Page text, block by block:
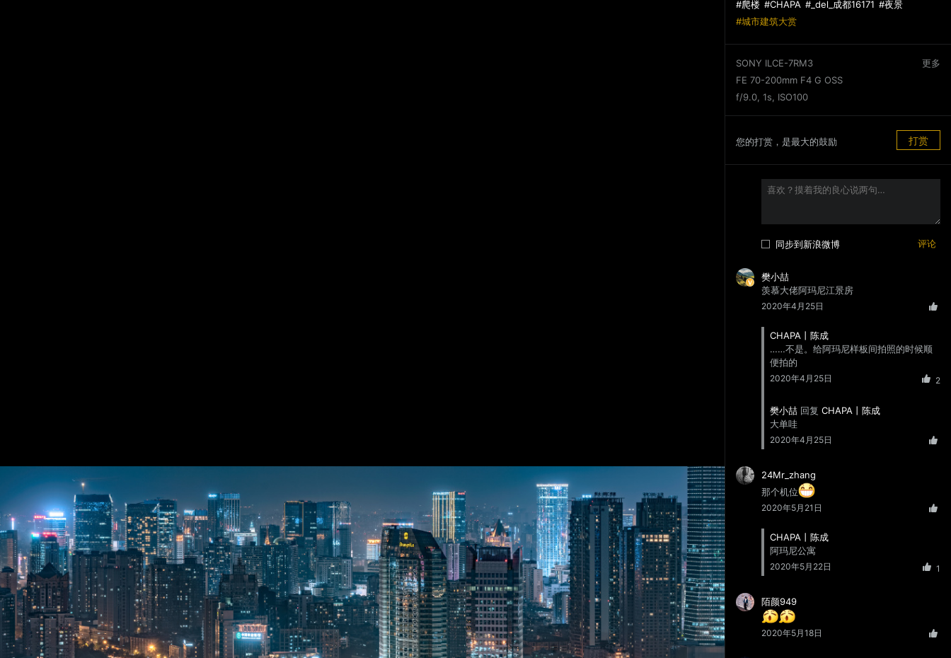
风光摄影圈 分享决定性瞬间
极致风光摄影
我们都是城市探险家
带我看看，你的城市 一起去拍城市天际线
地理再发现——极影风光摄影
赛
风光 城市 爬楼 CHAPA _del_成都16171 夜景 城市建筑大赏
187
爬楼
CHAPA _del_成都16171
夜景
城市建筑大赏
SONY ILCE-7RM3
FE 70-200mm F4 G OSS
f/9.0, 1s, ISO100
更多
您的打赏，是最大的鼓励 打赏
同步到新浪微博
樊小喆
羡慕大佬阿玛尼江景房
2020年4月25日
CHAPA丨陈成
……不是。给阿玛尼样板间拍照的时候顺
便拍的
2020年4月25日 2
樊小喆 回复 CHAPA丨陈成
大单哇
2020年4月25日
24Mr_zhang
那个机位
2020年5月21日
CHAPA丨陈成
阿玛尼公寓
2020年5月22日 1
陌颜949
2020年5月18日